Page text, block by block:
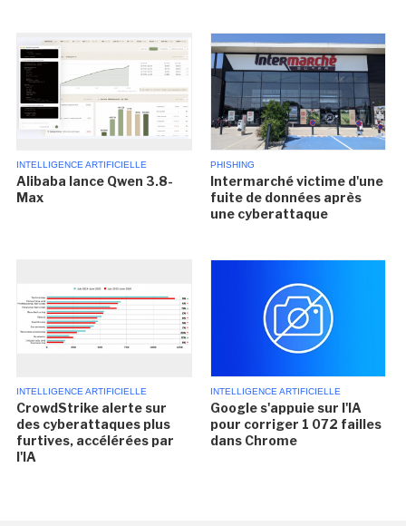
INTELLIGENCE ARTIFICIELLE
Alibaba lance Qwen 3.8-
Max
PHISHING
Intermarché victime d'une
fuite de données après
une cyberattaque
INTELLIGENCE ARTIFICIELLE
CrowdStrike alerte sur
des cyberattaques plus
furtives, accélérées par
l'IA
INTELLIGENCE ARTIFICIELLE
Google s'appuie sur l'IA
pour corriger 1 072 failles
dans Chrome